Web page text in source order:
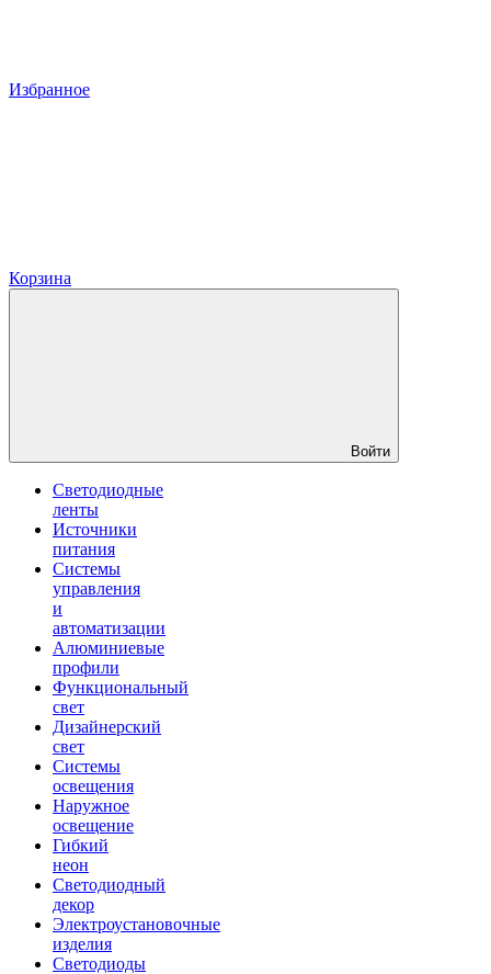
Избранное
Корзина
Войти
Светодиодные
ленты
Источники
питания
Системы
управления
и
автоматизации
Алюминиевые
профили
Функциональный
свет
Дизайнерский
свет
Системы
освещения
Наружное
освещение
Гибкий
неон
Светодиодный
декор
Электроустановочные
изделия
Светодиоды